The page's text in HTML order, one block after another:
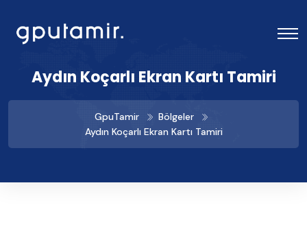
Aydın Koçarlı Ekran Kartı Tamiri
GpuTamir
Bölgeler
Aydın Koçarlı Ekran Kartı Tamiri